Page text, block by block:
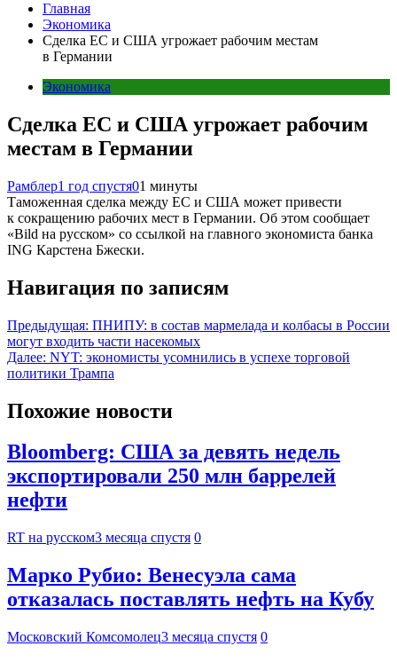
Главная
Экономика
Сделка ЕС и США угрожает рабочим местам
в Германии
Экономика
Сделка ЕС и США угрожает рабочим
местам в Германии
Рамблер1 год спустя01 минуты
Таможенная сделка между ЕС и США может привести
к сокращению рабочих мест в Германии. Об этом сообщает
«Bild на русском» со ссылкой на главного экономиста банка
ING Карстена Бжески.
Навигация по записям
Предыдущая: ПНИПУ: в состав мармелада и колбасы в России
могут входить части насекомых
Далее: NYT: экономисты усомнились в успехе торговой
политики Трампа
Похожие новости
Bloomberg: США за девять недель
экспортировали 250 млн баррелей
нефти
RT на русском3 месяца спустя 0
Марко Рубио: Венесуэла сама
отказалась поставлять нефть на Кубу
Московский Комсомолец3 месяца спустя 0